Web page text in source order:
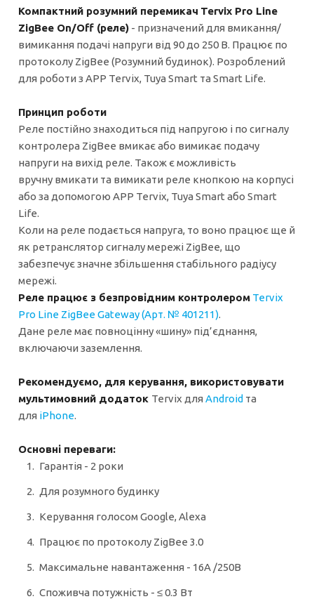
Компактний розумний перемикач Tervix Pro Line
ZigBee On/Off (реле) - призначений для вмикання/
вимикання подачі напруги від 90 до 250 В. Працює по
протоколу ZigBee (Розумний будинок). Розроблений
для роботи з APP Tervix, Tuya Smart та Smart Life.
Принцип роботи
Реле постійно знаходиться під напругою і по сигналу
контролера ZigBee вмикає або вимикає подачу
напруги на вихід реле. Також є можливість
вручну вмикати та вимикати реле кнопкою на корпусі
або за допомогою APP Tervix, Tuya Smart або Smart
Life.
Коли на реле подається напруга, то воно працює ще й
як ретранслятор сигналу мережі ZigBee, що
забезпечує значне збільшення стабільного радіусу
мережі.
Реле працює з безпровідним контролером Tervix
Pro Line ZigBee Gateway (Арт. № 401211).
Дане реле має повноцінну «шину» під’єднання,
включаючи заземлення.
Рекомендуємо, для керування, використовувати
мультимовний додаток Tervix для Android та
для iPhone.
Основні переваги:
Гарантія - 2 роки
Для розумного будинку
Керування голосом Google, Alexa
Працює по протоколу ZigBee 3.0
Максимальне навантаження - 16А /250В
Споживча потужність - ≤ 0.3 Вт